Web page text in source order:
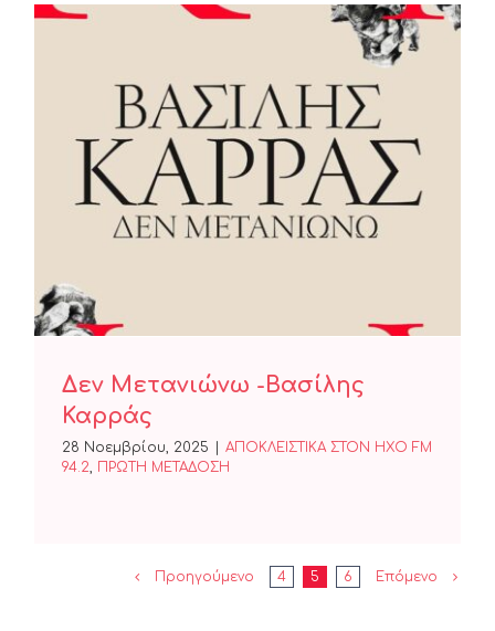
Δεν Μετανιώνω -Βασίλης
Δεν Μετανιώνω -Βασίλης
Καρράς
28 Νοεμβρίου, 2025
ΑΠΟΚΛΕΙΣΤΙΚΑ ΣΤΟΝ ΗΧΟ FM
94.2, ΠΡΩΤΗ ΜΕΤΑΔΟΣΗ
Προηγούμενο 4 5 6 Επόμενο